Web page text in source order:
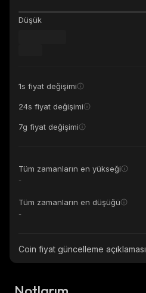
Düşük
1s fiyat değişimi
24s fiyat değişimi
7g fiyat değişimi
Tüm zamanların en yükseği
-
Tüm zamanların en düşüğü
-
Coin fiyat güncelleme açıklaması